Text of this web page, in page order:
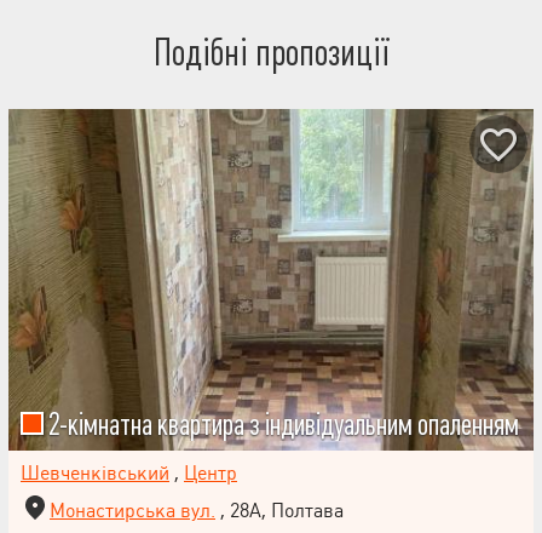
Подібні пропозиції
2-кімнатна квартира з індивідуальним опаленням
Шевченківський , Центр
Монастирська вул. , 28А, Полтава